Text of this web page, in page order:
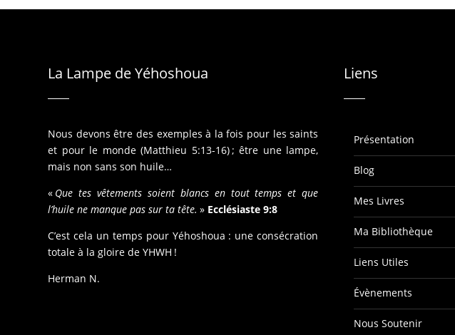
La Lampe de Yéhoshoua
Nous devons être des exemples à la fois pour les saints
et pour le monde (Matthieu 5:13-16) ; être une lampe,
mais non sans son huile…
« Que tes vêtements soient blancs en tout temps et que
l’huile ne manque pas sur ta tête. » Ecclésiaste 9:8
C’est cela un temps pour Yéhoshoua : une consécration
totale à la gloire de YHWH !
Herman N.
Liens
Présentation
Blog
Mes Livres
Ma Bibliothèque
Liens Utiles
Évènements
Nous Soutenir